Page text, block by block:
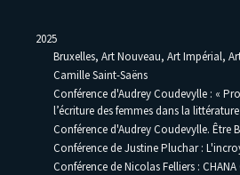
2025
Bruxelles, Art Nouveau, Art Impérial,
Camille Saint-Saëns
Conférence d'Audrey Coudevylle : «
l’écriture des femmes dans la
Conférence d'Audrey Coudevylle. Être
Conférence de Justine Pluchar :
Conférence de Nicolas Felliers :